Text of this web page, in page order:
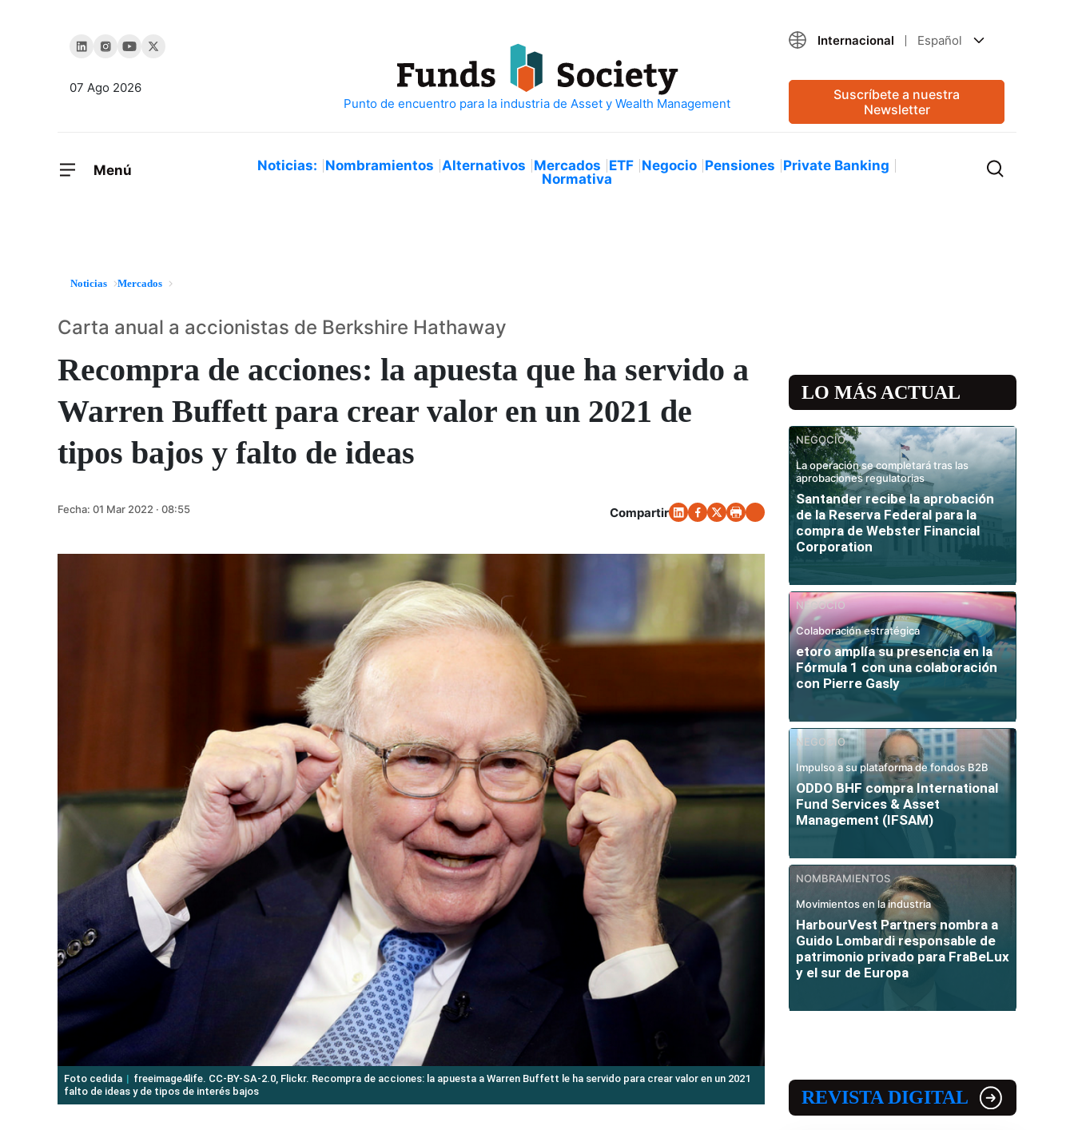
07 Ago 2026
Internacional Español
Suscríbete a nuestra
Newsletter
Menú Noticias: Nombramientos Alternativos Mercados ETF Negocio Pensiones Private Banking
Normativa
Noticias Mercados
Recompra de acciones: la apuesta que ha servido a
Warren Buffett para crear valor en un 2021 de
tipos bajos y falto de ideas
Carta anual a accionistas de Berkshire Hathaway
Fecha: 01 Mar 2022 · 08:55 Compartir
Foto cedida
freeimage4life. CC-BY-SA-2.0, Flickr. Recompra de acciones: la apuesta a Warren Buffett le ha servido para crear valor en un 2021
falto de ideas y de tipos de interés bajos
LO MÁS ACTUAL
NEGOCIO
La operación se completará tras las
aprobaciones regulatorias
Santander recibe la aprobación
de la Reserva Federal para la
compra de Webster Financial
Corporation
NEGOCIO
Colaboración estratégica
etoro amplía su presencia en la
Fórmula 1 con una colaboración
con Pierre Gasly
NEGOCIO
Impulso a su plataforma de fondos B2B
ODDO BHF compra International
Fund Services & Asset
Management (IFSAM)
NOMBRAMIENTOS
Movimientos en la industria
HarbourVest Partners nombra a
Guido Lombardi responsable de
patrimonio privado para FraBeLux
y el sur de Europa
REVISTA DIGITAL